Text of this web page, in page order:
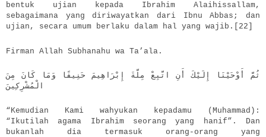
bentuk ujian kepada Ibrahim Alaihissallam,
sebagaimana yang diriwayatkan dari Ibnu Abbas; dan
ujian, secara umum berlaku dalam hal yang wajib.[22]
Firman Allah Subhanahu wa Ta’ala.
ثُمَّ أَوْحَيْنَا إِلَيْكَ أَنِ اتَّبِعْ مِلَّةَ إِبْرَاهِيمَ حَنِيفًا وَمَا كَانَ مِنَ
الْمُشْرِكِينَ
“Kemudian Kami wahyukan kepadamu (Muhammad):
“Ikutilah agama Ibrahim seorang yang hanif”. Dan
bukanlah dia termasuk orang-orang yang